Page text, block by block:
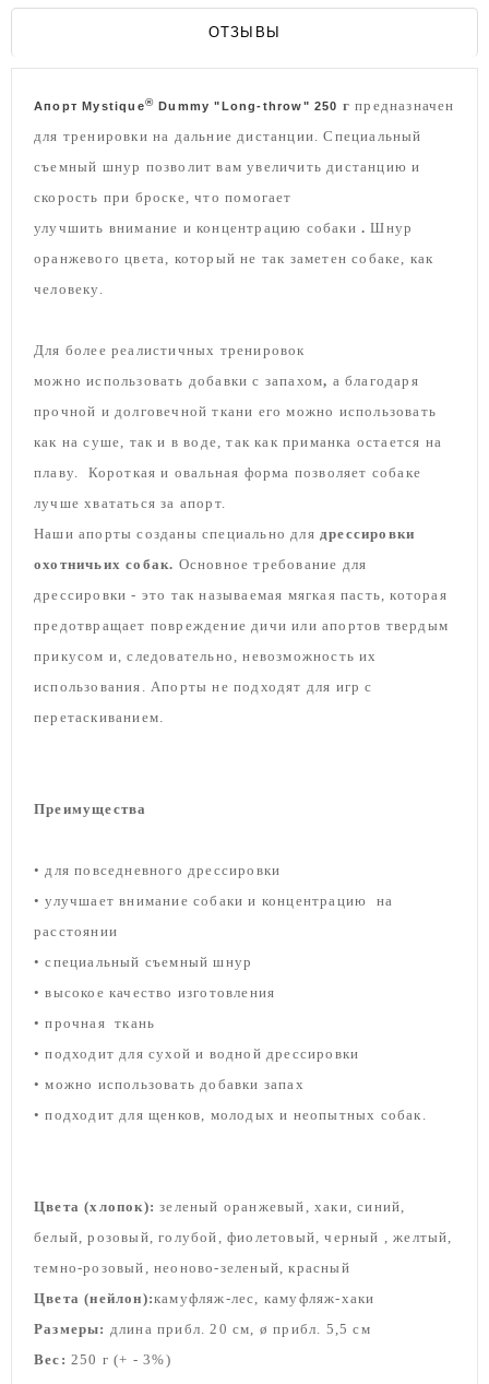
ОТЗЫВЫ
Апорт Mystique® Dummy "Long-throw" 250 г предназначен
для тренировки на дальние дистанции. Специальный
съемный шнур позволит вам увеличить дистанцию и
скорость при броске, что помогает
улучшить внимание иконцентрацию собаки. Шнур
оранжевого цвета, который не так заметен собаке, как
человеку.
Для более реалистичных тренировок
можно использовать добавки с запахом, а благодаря
прочной и долговечной ткани его можно использовать
как на суше, так и в воде, так как приманка остается на
плаву.
Короткая и овальная форма позволяет собаке
лучше хвататься за апорт.
Наши апорты созданы специально для дрессировки
охотничьих собак. Основное требование для
дрессировки - это так называемая мягкая пасть, которая
предотвращает повреждение дичи или апортов твердым
прикусом и, следовательно, невозможность их
использования. Апорты не подходят для игр с
перетаскиванием.
Преимущества
• для повседневного дрессировки
• улучшает внимание собаки и концентрацию
на
расстоянии
• специальный съемный шнур
• высокое качество изготовления
• прочная
ткань
• подходит для сухой и водной дрессировки
• можно использовать добавки запах
• подходит для щенков, молодых и неопытных собак.
Цвета (хлопок): зеленый оранжевый, хаки, синий,
белый, розовый, голубой, фиолетовый, черный , желтый,
темно-розовый, неоново-зеленый, красный
Цвета (нейлон):камуфляж-лес, камуфляж-хаки
Размеры: длина прибл. 20 см, ø прибл. 5,5 см
Вес: 250 г (+ - 3%)